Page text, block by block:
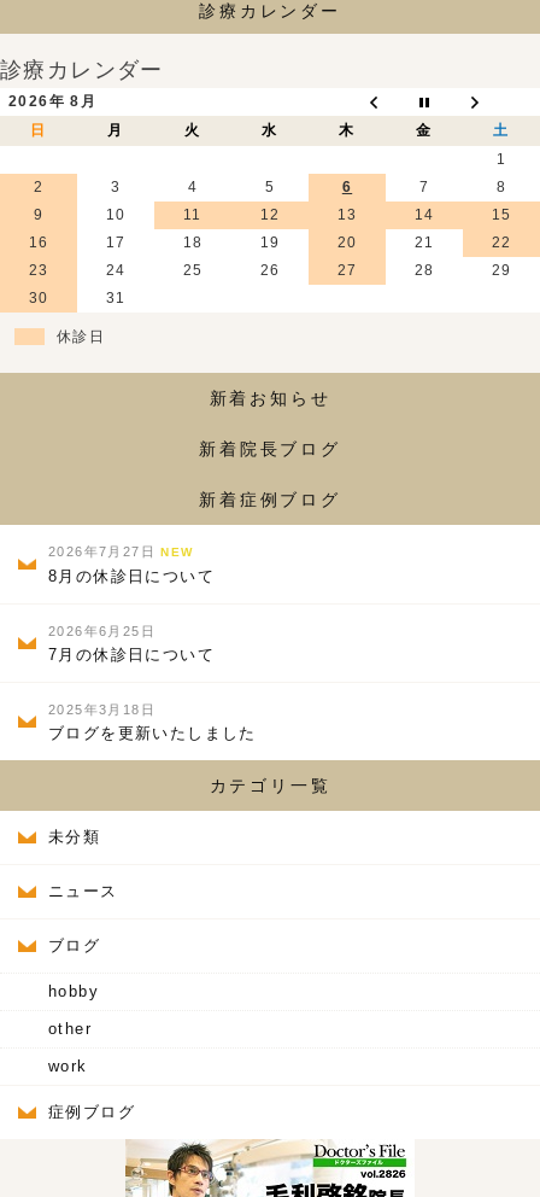
診療カレンダー
診療カレンダー
2026年 8月
日
月 火 水 木 金
土
1
2
3 4 5 6 7
8
9
10 11 12 13 14
15
16
17 18 19 20 21
22
23
24 25 26 27 28
29
30
31
休診日
新着お知らせ
新着院長ブログ
新着症例ブログ
2026年7月27日NEW
8月の休診日について
2026年6月25日
7月の休診日について
2025年3月18日
ブログを更新いたしました
カテゴリ一覧
未分類
ニュース
ブログ
hobby
other
work
症例ブログ